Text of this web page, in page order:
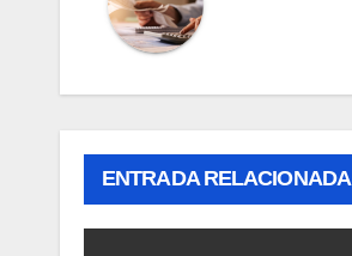
ENTRADA RELACIONADA